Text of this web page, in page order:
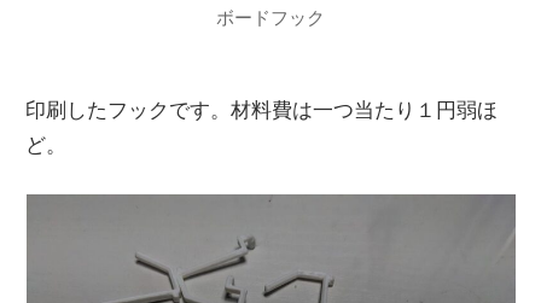
ボードフック
印刷したフックです。材料費は一つ当たり１円弱ほ
ど。